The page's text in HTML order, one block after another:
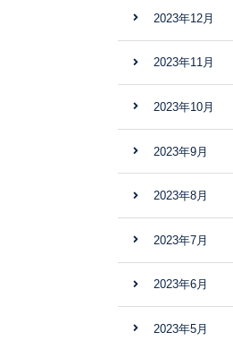
2023年12月
2023年11月
2023年10月
2023年9月
2023年8月
2023年7月
2023年6月
2023年5月